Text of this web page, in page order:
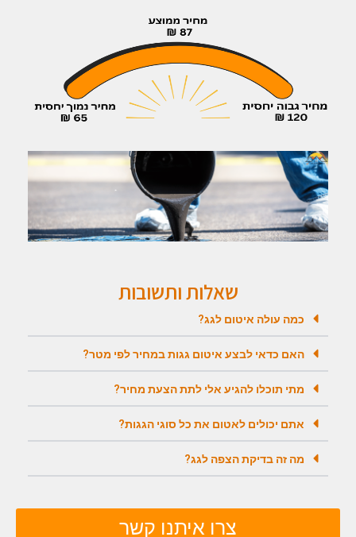
שאלות ותשובות
כמה עולה איטום לגג?
האם כדאי לבצע איטום גגות במחיר לפי מטר?
מתי תוכלו להגיע אלי לתת הצעת מחיר?
אתם יכולים לאטום את כל סוגי הגגות?
מה זה בדיקת הצפה לגג?
צרו איתנו קשר